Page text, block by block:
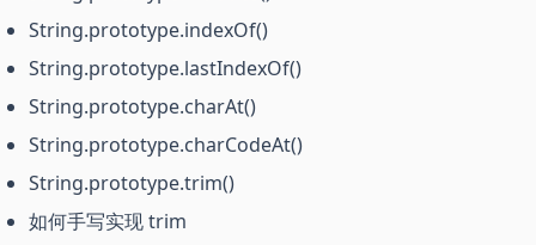
String.prototype.indexOf()
String.prototype.lastIndexOf()
String.prototype.charAt()
String.prototype.charCodeAt()
String.prototype.trim()
如何手写实现 trim